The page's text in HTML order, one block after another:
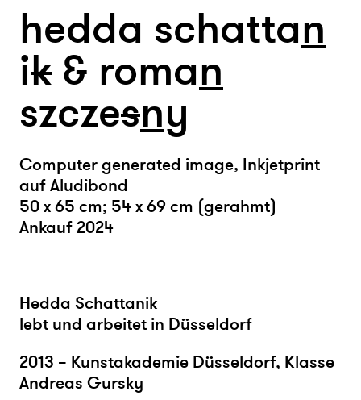
hedda schattan
ik & roman
szczesny
Computer generated image, Inkjetprint
auf Aludibond
50 x 65 cm; 54 x 69 cm (gerahmt)
Ankauf 2024
Hedda Schattanik
lebt und arbeitet in Düsseldorf
2013 – Kunstakademie Düsseldorf, Klasse
Andreas Gursky